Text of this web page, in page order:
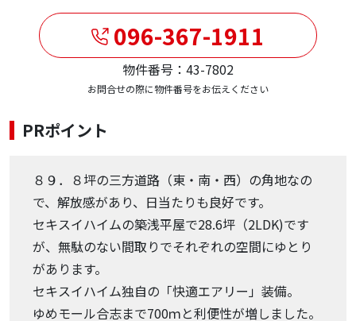
096-367-1911
物件番号：43-7802
お問合せの際に物件番号をお伝えください
PRポイント
８９．８坪の三方道路（東・南・西）の角地なの
で、解放感があり、日当たりも良好です。
セキスイハイムの築浅平屋で28.6坪（2LDK)です
が、無駄のない間取りでそれぞれの空間にゆとり
があります。
セキスイハイム独自の「快適エアリー」装備。
ゆめモール合志まで700ｍと利便性が増しました。